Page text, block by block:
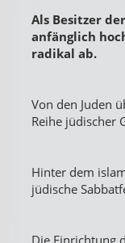
Als Besitzer
anfänglich
radikal ab.
Von den Juden
Reihe jüdischer
Hinter dem
jüdische